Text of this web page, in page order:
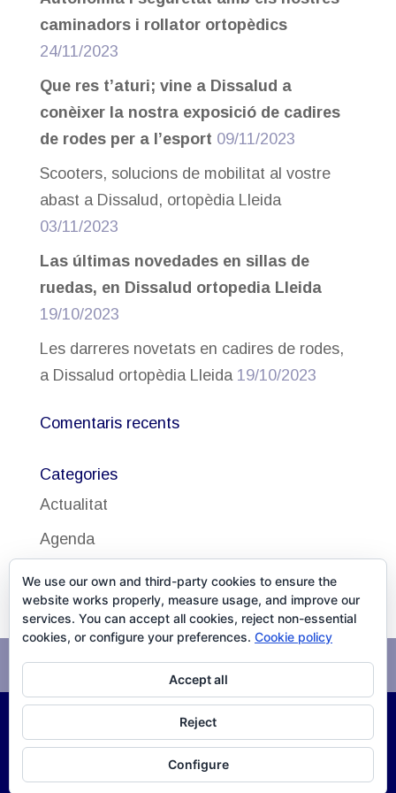
caminadors i rollator ortopèdics
24/11/2023
Que res t’aturi; vine a Dissalud a
conèixer la nostra exposició de cadires
de rodes per a l’esport 09/11/2023
Scooters, solucions de mobilitat al vostre
abast a Dissalud, ortopèdia Lleida
03/11/2023
Las últimas novedades en sillas de
ruedas, en Dissalud ortopedia Lleida
19/10/2023
Les darreres novetats en cadires de rodes,
a Dissalud ortopèdia Lleida 19/10/2023
Comentaris recents
Categories
Actualitat
Agenda
Uncategorized
Avís legal Política de cookies
©2026DISSALUD, SLU DesarrolloXPG Servicios
We use our own and third-party cookies to ensure the
website works properly, measure usage, and improve our
services. You can accept all cookies, reject non-essential
cookies, or configure your preferences. Cookie policy
Accept all
Reject
Configure